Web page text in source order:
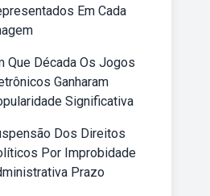
Em Cada
Que Década Os Jogos
Ganharam
Significativa
Dos Direitos
Por Improbidade
Prazo